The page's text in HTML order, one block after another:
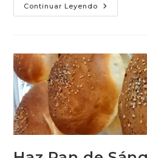
Continuar Leyendo Primeros
Pasos
Madre